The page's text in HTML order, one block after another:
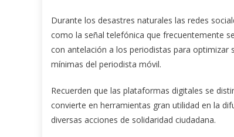
Durante los desastres naturales las redes
como la señal telefónica que frecuentemente
con antelación a los periodistas para
mínimas del periodista móvil.
Recuerden que las plataformas digitales se
convierte en herramientas gran utilidad en la
diversas acciones de solidaridad ciudadana.